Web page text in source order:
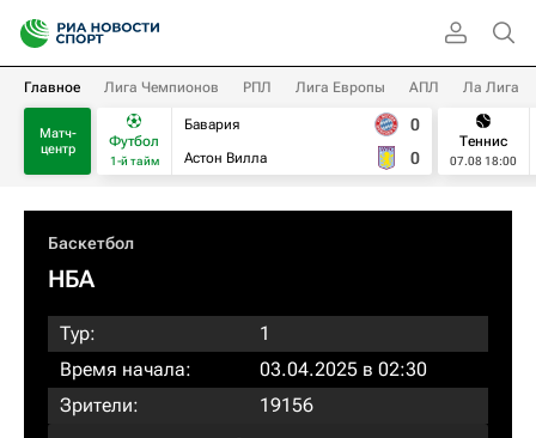
Главное Лига Чемпионов РПЛ Лига Европы АПЛ Ла Лига
Матч-
центр
Футбол
1-й тайм
Бавария
Астон Вилла
0
0
Теннис
07.08 18:00
Баскетбол
НБА
Тур:
1
Время начала:
03.04.2025 в 02:30
Зрители:
19156